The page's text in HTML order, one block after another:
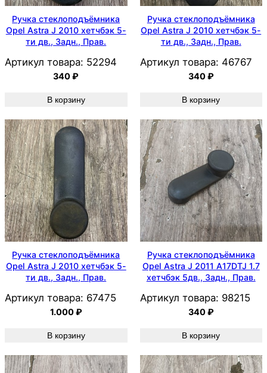
Ручка стеклоподъёмника
Opel Astra J 2010 хетчбэк 5-
ти дв., Задн., Прав.
Артикул товара: 52294
340₽
В корзину
Ручка стеклоподъёмника
Opel Astra J 2010 хетчбэк 5-
ти дв., Задн., Прав.
Артикул товара: 46767
340₽
В корзину
Ручка стеклоподъёмника
Opel Astra J 2010 хетчбэк 5-
ти дв., Задн., Прав.
Артикул товара: 67475
1.000₽
В корзину
Ручка стеклоподъёмника
Opel Astra J 2011 A17DTJ 1.7
хетчбэк 5дв., Задн., Прав.
Артикул товара: 98215
340₽
В корзину